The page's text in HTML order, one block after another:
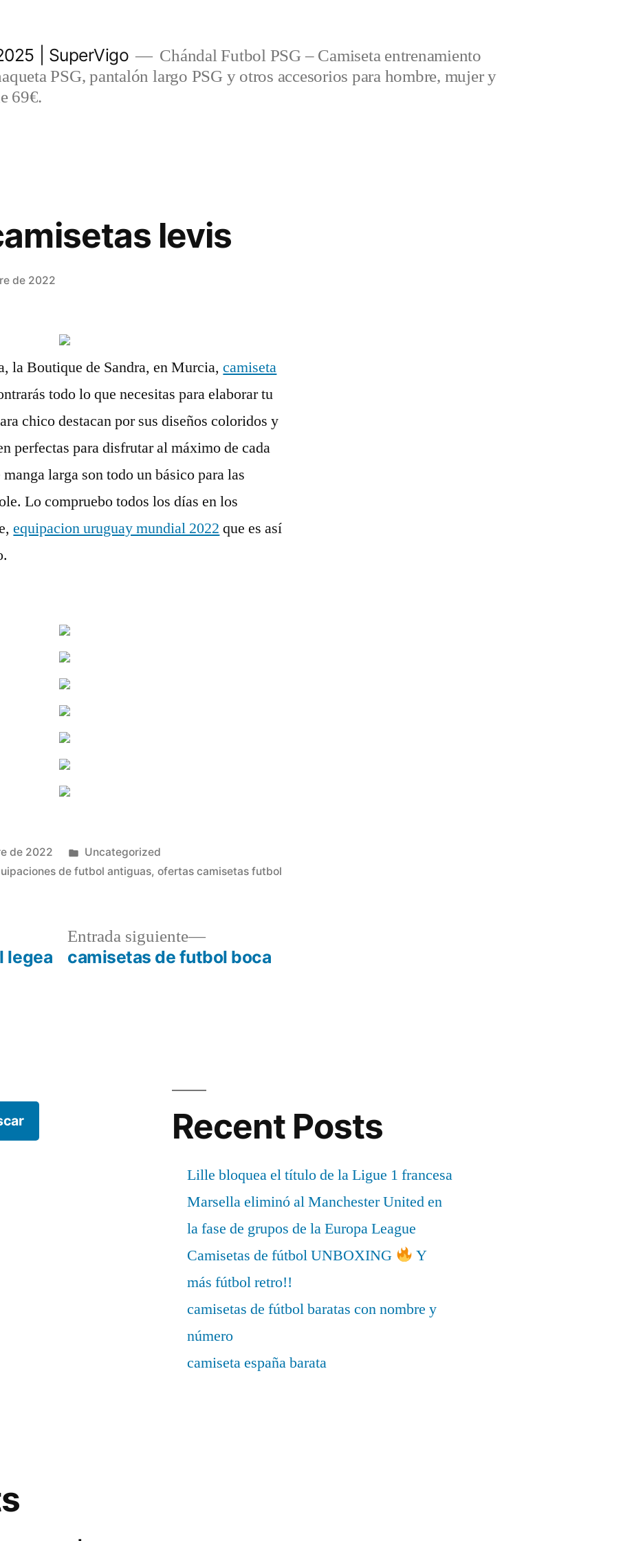
| SuperVigo
Chándal Futbol PSG – Camiseta entrenamiento
PSG, pantalón largo PSG y otros accesorios para hombre, mujer y
69€.
levis
de 2022
la Boutique de Sandra, en Murcia,camiseta
todo lo que necesitas para elaborar tu
chico destacan por sus diseños coloridos y
perfectas para disfrutar al máximo de cada
larga son todo un básico para las
Lo compruebo todos los días en los
equipacion uruguay mundial 2022 que es así
de 2022
Publicado
en
Uncategorized
de futbol antiguas,ofertas camisetas futbol
legea
Entrada siguiente
Entrada
siguiente:
camisetas de futbol boca
Recent Posts
Lille bloquea el título de la Ligue 1 francesa
Marsella eliminó al Manchester United en
la fase de grupos de la Europa League
Camisetas de fútbol UNBOXING
Y
más fútbol retro!!
camisetas de fútbol baratas con nombre y
número
camiseta españa barata